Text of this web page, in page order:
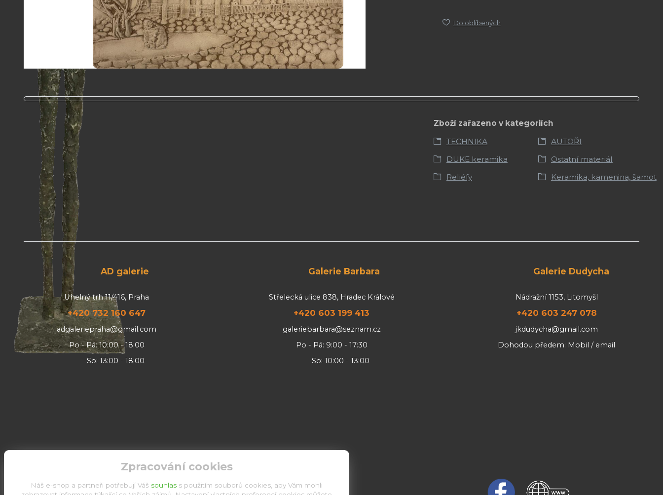
Do oblíbených
Zboží zařazeno v kategoriích
TECHNIKA
AUTOŘI
DUKE keramika
Ostatní materiál
Reliéfy
Keramika, kamenina, šamot
AD galerie
Uhelný trh 11/416, Praha
+420 732 160 647
adgaleriepraha@gmail.com
Po - Pá: 10:00 - 18:00
So: 13:00 - 18:00
Galerie Barbara
Střelecká ulice 838, Hradec Králové
+420 603 199 413
galeriebarbara@seznam.cz
Po - Pá: 9:00 - 17:30
So: 10:00 - 13:00
Galerie Dudycha
Nádražní 1153, Litomyšl
+420 603 247 078
jkdudycha@gmail.com
Dohodou předem: Mobil / email
Zpracování cookies
Náš e-shop a partneři potřebují Váš souhlas s použitím souborů cookies, aby Vám mohli